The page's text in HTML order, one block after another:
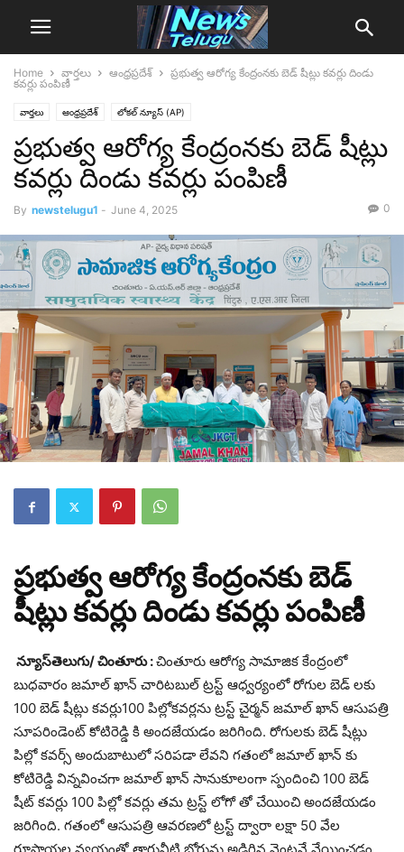
Home వార్తలు ఆంధ్రప్రదేశ్‌
ప్రభుత్వ ఆరోగ్య కేంద్రంనకు బెడ్ షీట్లు కవర్లు దిండు
కవర్లు పంపిణీ
వార్తలు ఆంధ్రప్రదేశ్‌ లోక‌ల్ న్యూస్‌ (AP)
ప్రభుత్వ ఆరోగ్య కేంద్రంనకు బెడ్ షీట్లు
కవర్లు దిండు కవర్లు పంపిణీ
By newstelugu1 - June 4, 2025 0
ప్రభుత్వ ఆరోగ్య కేంద్రంనకు బెడ్
షీట్లు కవర్లు దిండు కవర్లు పంపిణీ
న్యూస్‌తెలుగు/ చింతూరు :చింతూరు ఆరోగ్య సామాజిక కేంద్రంలో
బుధవారం జమాల్ ఖాన్ చారిటబుల్ ట్రస్ట్ ఆధ్వర్యంలో రోగుల బెడ్ లకు
100 బెడ్ షీట్లు కవర్లు100 పిల్లోకవర్లను ట్రస్ట్ చైర్మన్ జమాల్ ఖాన్ ఆసుపత్రి
సూపరిండెంట్ కోటిరెడ్డి కి అందజేయడం జరిగింది. రోగులకు బెడ్ షీట్లు
పిల్లో కవర్స్ అందుబాటులో సరిపడా లేవని గతంలో జమాల్ ఖాన్ కు
కోటిరెడ్డి విన్నవించగా జమాల్ ఖాన్ సానుకూలంగా స్పందించి 100 బెడ్
షీట్ కవర్లు 100 పిల్లో కవర్లు తమ ట్రస్ట్ లోగో తో చేయించి అందజేయడం
జరిగింది. గతంలో ఆసుపత్రి ఆవరణలో ట్రస్ట్ ద్వారా లక్షా 50 వేల